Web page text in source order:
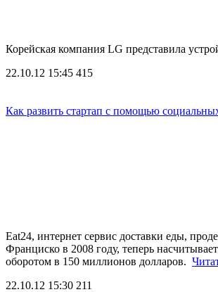
Корейская компания LG представила
22.10.12 15:45 415
Как развить стартап с помощью
Eat24, интернет сервис доставки еды,
Франциско в 2008 году, теперь
оборотом в 150 миллионов долларов.
22.10.12 15:30 211